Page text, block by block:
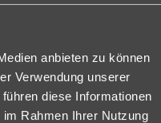
anbieten zu können
Verwendung unserer
diese Informationen
Rahmen Ihrer Nutzung